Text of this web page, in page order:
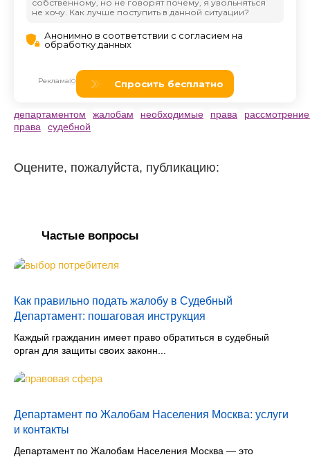
департаментом жалобам необходимые права
права
судебной
Оцените, пожалуйста, публикацию:
Частые вопросы
Как правильно подать жалобу в Судебный
Департамент: пошаговая инструкция
Каждый гражданин имеет право обратиться в судебный
орган для защиты своих законн...
Департамент по Жалобам Населения Москва: услуги
и контакты
Департамент по Жалобам Населения Москва — это